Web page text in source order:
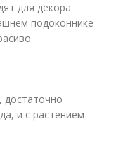
для декора
подоконнике
достаточно
и с растением